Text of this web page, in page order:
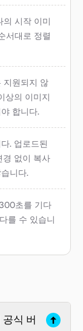
의 시작 이미
서대로 정렬
지원되지 않
상의 이미지
합니다.
. 업로드된
경 없이 복사
니다.
초를 기다
를 수 있습니
식 버